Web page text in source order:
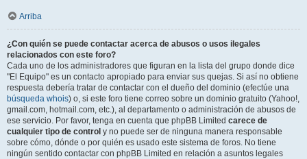
Arriba
¿Con quién se puede contactar acerca de abusos o usos ilegales
relacionados con este foro?
Cada uno de los administradores que figuran en la lista del grupo donde dice
"El Equipo" es un contacto apropiado para enviar sus quejas. Si así no obtiene
respuesta debería tratar de contactar con el dueño del dominio (efectúe una
búsqueda whois) o, si este foro tiene correo sobre un dominio gratuito (Yahoo!,
gmail.com, hotmail.com, etc.), al departamento o administración de abusos de
ese servicio. Por favor, tenga en cuenta que phpBB Limited carece de
cualquier tipo de control y no puede ser de ninguna manera responsable
sobre cómo, dónde o por quién es usado este sistema de foros. No tiene
ningún sentido contactar con phpBB Limited en relación a asuntos legales